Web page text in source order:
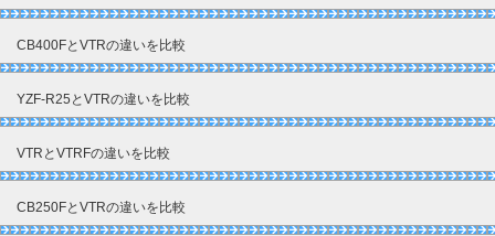
CB400FとVTRの違いを比較
YZF-R25とVTRの違いを比較
VTRとVTRFの違いを比較
CB250FとVTRの違いを比較